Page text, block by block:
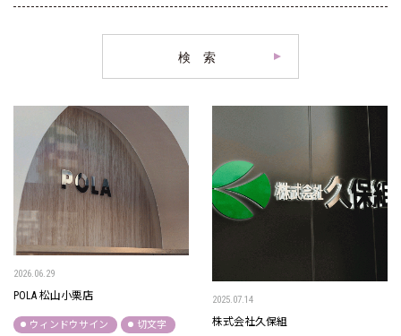
2026.06.29
POLA 松山小栗店
ウィンドウサイン
切文字
2025.07.14
株式会社久保組